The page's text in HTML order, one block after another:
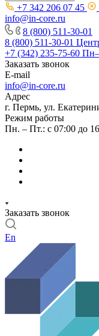
+7 342 206 07 45
info@in-core.ru
8 (800) 511-30-01
8 (800) 511-30-01
+7 (342) 235-75-60
Заказать звонок
E-mail
info@in-core.ru
Адрес
г. Пермь, ул.
Режим работы
Пн. – Пт.: с 07:00 до
Заказать звонок
En